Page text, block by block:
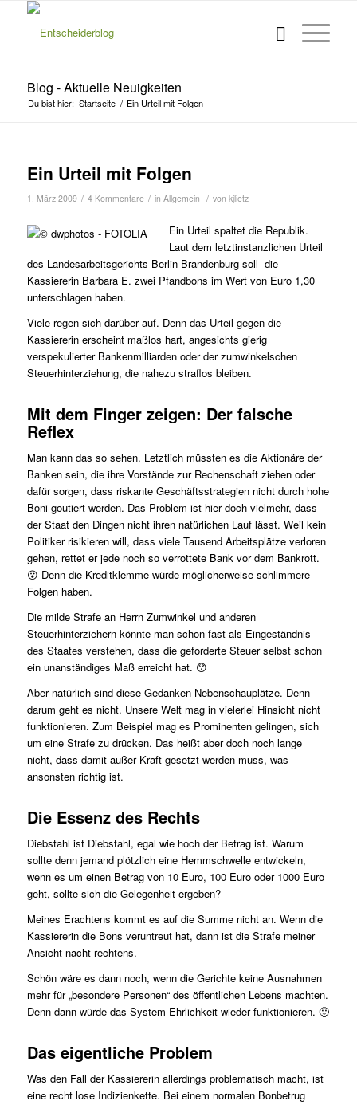
Blog - Aktuelle Neuigkeiten
Du bist hier: Startseite / Ein Urteil mit Folgen
Ein Urteil mit Folgen
1. März 2009 / 4 Kommentare / in Allgemein / von kjlietz
Ein Urteil spaltet die Republik.
Laut dem letztinstanzlichen Urteil
des Landesarbeitsgerichts Berlin-Brandenburg soll die
Kassiererin Barbara E. zwei Pfandbons im Wert von Euro 1,30
unterschlagen haben.
Viele regen sich darüber auf. Denn das Urteil gegen die
Kassiererin erscheint maßlos hart, angesichts gierig
verspekulierter Bankenmilliarden oder der zumwinkelschen
Steuerhinterziehung, die nahezu straflos bleiben.
Mit dem Finger zeigen: Der falsche
Reflex
Man kann das so sehen. Letztlich müssten es die Aktionäre der
Banken sein, die ihre Vorstände zur Rechenschaft ziehen oder
dafür sorgen, dass riskante Geschäftsstrategien nicht durch hohe
Boni goutiert werden. Das Problem ist hier doch vielmehr, dass
der Staat den Dingen nicht ihren natürlichen Lauf lässt. Weil kein
Politiker risikieren will, dass viele Tausend Arbeitsplätze verloren
gehen, rettet er jede noch so verrottete Bank vor dem Bankrott.
😮 Denn die Kreditklemme würde möglicherweise schlimmere
Folgen haben.
Die milde Strafe an Herrn Zumwinkel und anderen
Steuerhinterziehern könnte man schon fast als Eingeständnis
des Staates verstehen, dass die geforderte Steuer selbst schon
ein unanständiges Maß erreicht hat. 😯
Aber natürlich sind diese Gedanken Nebenschauplätze. Denn
darum geht es nicht. Unsere Welt mag in vielerlei Hinsicht nicht
funktionieren. Zum Beispiel mag es Prominenten gelingen, sich
um eine Strafe zu drücken. Das heißt aber doch noch lange
nicht, dass damit außer Kraft gesetzt werden muss, was
ansonsten richtig ist.
Die Essenz des Rechts
Diebstahl ist Diebstahl, egal wie hoch der Betrag ist. Warum
sollte denn jemand plötzlich eine Hemmschwelle entwickeln,
wenn es um einen Betrag von 10 Euro, 100 Euro oder 1000 Euro
geht, sollte sich die Gelegenheit ergeben?
Meines Erachtens kommt es auf die Summe nicht an. Wenn die
Kassiererin die Bons veruntreut hat, dann ist die Strafe meiner
Ansicht nacht rechtens.
Schön wäre es dann noch, wenn die Gerichte keine Ausnahmen
mehr für „besondere Personen“ des öffentlichen Lebens machten.
Denn dann würde das System Ehrlichkeit wieder funktionieren. 🙂
Das eigentliche Problem
Was den Fall der Kassiererin allerdings problematisch macht, ist
eine recht lose Indizienkette. Bei einem normalen Bonbetrug